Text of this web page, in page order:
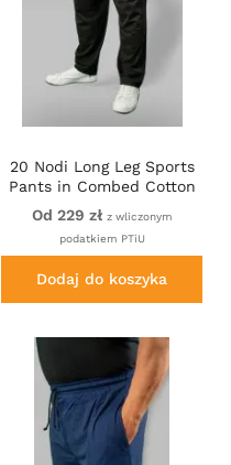
20 Nodi Long Leg Sports
Pants in Combed Cotton
Jersey Black
Od 229 zł z wliczonym
podatkiem PTiU
Dodaj do koszyka